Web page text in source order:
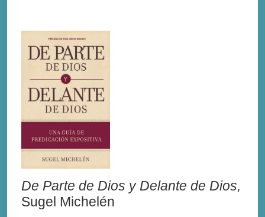
De Parte de Dios y Delante de Dios,
Sugel Michelén